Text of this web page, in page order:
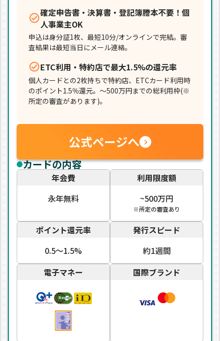
確定申告書・決算書・登記簿謄本不要！個
人事業主OK
申込は身分証1枚、最短10分/オンラインで完結。審
査結果は最短当日にメール連絡。
ETC利用・特約店で最大1.5%の還元率
個人カードとの2枚持ちで特約店、ETCカード利用時
のポイント1.5％還元。～500万円までの総利用枠(※
所定の審査があります)。
公式ページへ
カードの内容
年会費
永年無料
利用限度額
~500万円
※所定の審査あり
ポイント還元率
0.5〜1.5%
発行スピード
約1週間
電子マネー
国際ブランド